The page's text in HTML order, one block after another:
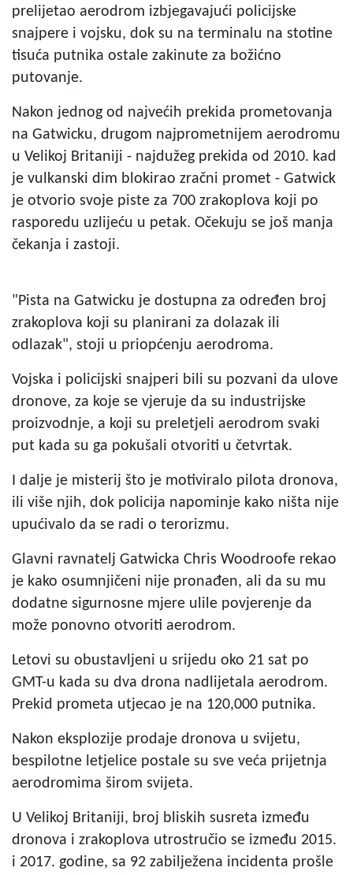
prelijetao aerodrom izbjegavajući policijske
snajpere i vojsku, dok su na terminalu na stotine
tisuća putnika ostale zakinute za božićno
putovanje.
Nakon jednog od najvećih prekida prometovanja
na Gatwicku, drugom najprometnijem aerodromu
u Velikoj Britaniji - najdužeg prekida od 2010. kad
je vulkanski dim blokirao zračni promet - Gatwick
je otvorio svoje piste za 700 zrakoplova koji po
rasporedu uzlijeću u petak. Očekuju se još manja
čekanja i zastoji.
"Pista na Gatwicku je dostupna za određen broj
zrakoplova koji su planirani za dolazak ili
odlazak", stoji u priopćenju aerodroma.
Vojska i policijski snajperi bili su pozvani da ulove
dronove, za koje se vjeruje da su industrijske
proizvodnje, a koji su preletjeli aerodrom svaki
put kada su ga pokušali otvoriti u četvrtak.
I dalje je misterij što je motiviralo pilota dronova,
ili više njih, dok policija napominje kako ništa nije
upućivalo da se radi o terorizmu.
Glavni ravnatelj Gatwicka Chris Woodroofe rekao
je kako osumnjičeni nije pronađen, ali da su mu
dodatne sigurnosne mjere ulile povjerenje da
može ponovno otvoriti aerodrom.
Letovi su obustavljeni u srijedu oko 21 sat po
GMT-u kada su dva drona nadlijetala aerodrom.
Prekid prometa utjecao je na 120,000 putnika.
Nakon eksplozije prodaje dronova u svijetu,
bespilotne letjelice postale su sve veća prijetnja
aerodromima širom svijeta.
U Velikoj Britaniji, broj bliskih susreta između
dronova i zrakoplova utrostručio se između 2015.
i 2017. godine, sa 92 zabilježena incidenta prošle